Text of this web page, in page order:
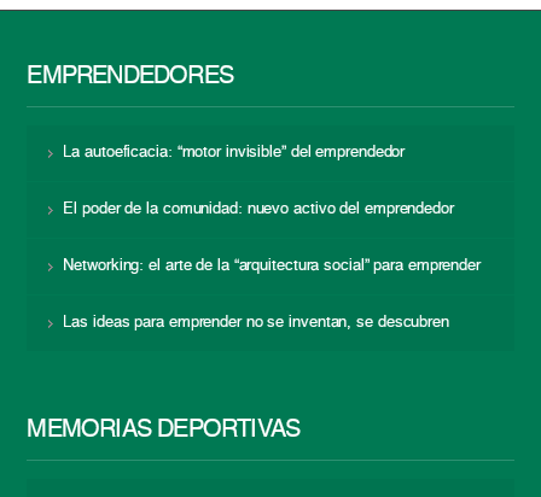
EMPRENDEDORES
La autoeficacia: “motor invisible” del emprendedor
El poder de la comunidad: nuevo activo del emprendedor
Networking: el arte de la “arquitectura social” para emprender
Las ideas para emprender no se inventan, se descubren
MEMORIAS DEPORTIVAS